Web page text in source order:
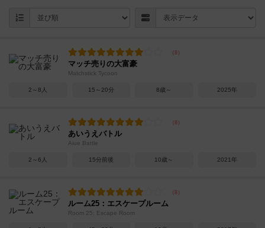
マッチ売りの大富豪
Matchstick Tycoon
2～8人 15～20分 8歳～ 2025年
あいうえバトル
Aiue Battle
2～6人 15分前後 10歳～ 2021年
ルーム25：エスケープルーム
Room 25: Escape Room